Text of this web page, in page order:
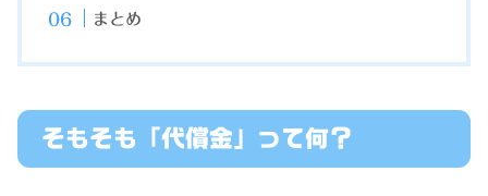
まとめ
そもそも「代償金」って何？